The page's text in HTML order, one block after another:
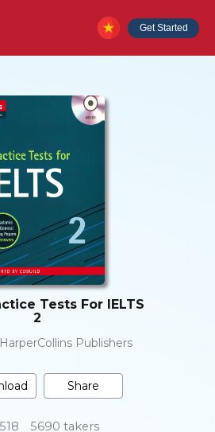
Get Started
Tests For IELTS
2
HarperCollins Publishers
Share
5690 takers